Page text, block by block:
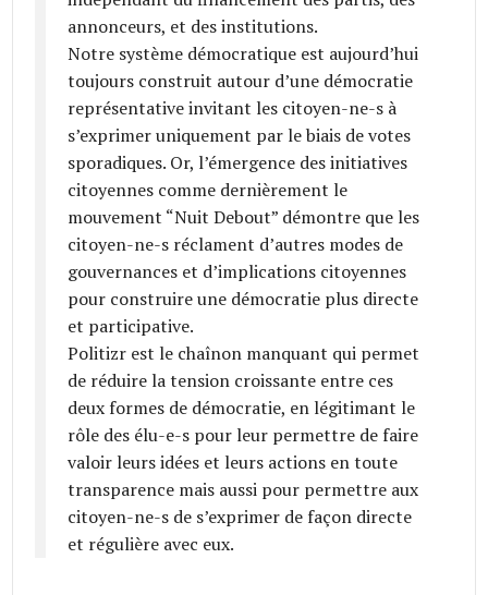
annonceurs, et des institutions.
Notre système démocratique est aujourd’hui
toujours construit autour d’une démocratie
représentative invitant les citoyen­-ne­-s à
s’exprimer uniquement par le biais de votes
sporadiques. Or, l’émergence des initiatives
citoyennes comme dernièrement le
mouvement “Nuit Debout” démontre que les
citoyen­-ne-­s réclament d’autres modes de
gouvernances et d’implications citoyennes
pour construire une démocratie plus directe
et participative.
Politizr est le chaînon manquant qui permet
de réduire la tension croissante entre ces
deux formes de démocratie, en légitimant le
rôle des élu-e-s pour leur permettre de faire
valoir leurs idées et leurs actions en toute
transparence mais aussi pour permettre aux
citoyen-ne-­s de s’exprimer de façon directe
et régulière avec eux.